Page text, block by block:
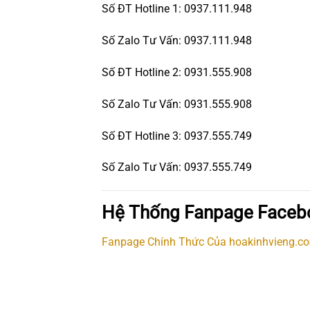
Số ĐT Hotline 1: 0937.111.948
Số Zalo Tư Vấn: 0937.111.948
Số ĐT Hotline 2: 0931.555.908
Số Zalo Tư Vấn: 0931.555.908
Số ĐT Hotline 3: 0937.555.749
Số Zalo Tư Vấn: 0937.555.749
Hệ Thống Fanpage
Fanpage Chính Thức Của